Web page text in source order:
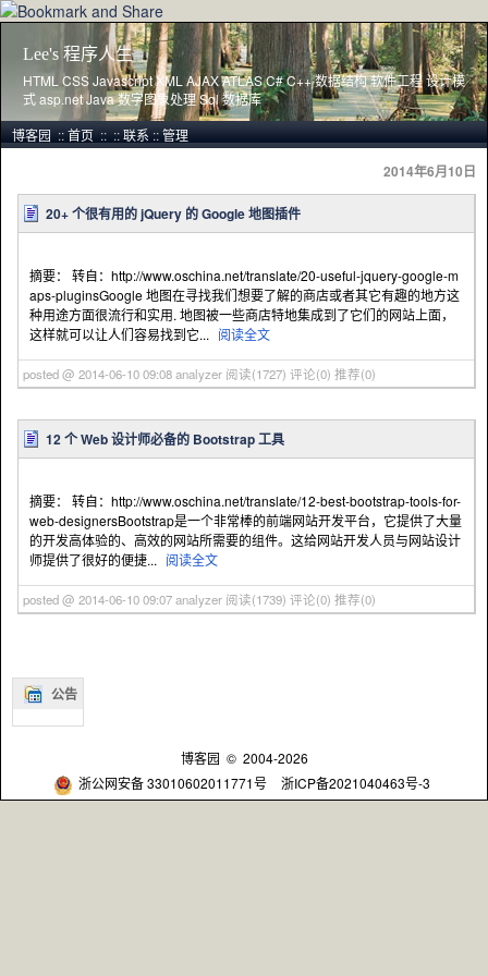
Lee's 程序人生
HTML CSS Javascript XML AJAX ATLAS C# C++ 数据结构 软件工程 设计模
式 asp.net Java 数字图象处理 Sql 数据库
博客园::首页::::联系::管理
公告
2014年6月10日
20+ 个很有用的 jQuery 的 Google 地图插件
摘要： 转自：http://www.oschina.net/translate/20-useful-jquery-google-m
aps-pluginsGoogle 地图在寻找我们想要了解的商店或者其它有趣的地方这
种用途方面很流行和实用. 地图被一些商店特地集成到了它们的网站上面，
这样就可以让人们容易找到它... 阅读全文
posted @ 2014-06-10 09:08 analyzer 阅读(1727) 评论(0) 推荐(0)
12 个 Web 设计师必备的 Bootstrap 工具
摘要： 转自：http://www.oschina.net/translate/12-best-bootstrap-tools-for-
web-designersBootstrap是一个非常棒的前端网站开发平台，它提供了大量
的开发高体验的、高效的网站所需要的组件。这给网站开发人员与网站设计
师提供了很好的便捷... 阅读全文
posted @ 2014-06-10 09:07 analyzer 阅读(1739) 评论(0) 推荐(0)
博客园 © 2004-2026
浙公网安备 33010602011771号
浙ICP备2021040463号-3